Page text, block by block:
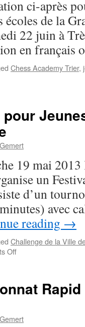
ci-après
écoles de la
22 juin à
en français
Chess Academy Trier,
19 mai
un
d’un
avec
reading →
Challenge de la Ville
Offon
Jeunes
mai